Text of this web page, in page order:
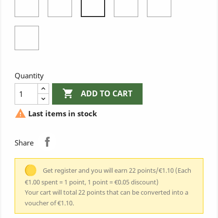
Reflet
Bleu
Blanc
Marine
turquoise
Quantity
 ADD TO CART
 Last items in stock
Share
Get register and you will earn 22 points/€1.10 (Each
€1.00 spent = 1 point, 1 point = €0.05 discount)
Your cart will total 22 points that can be converted into a
voucher of €1.10.